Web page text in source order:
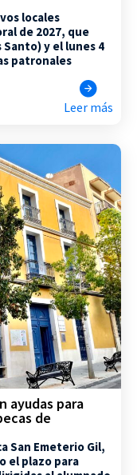
locales
de 2027, que
y el lunes 4
patronales
Leer más
ayudas para
de
San Emeterio Gil,
el plazo para